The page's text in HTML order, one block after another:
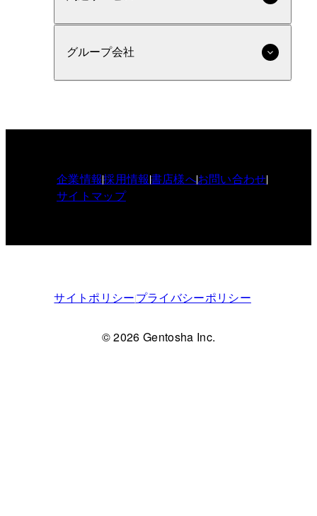
グループ会社
企業情報採用情報書店様へお問い合わせ
サイトマップ
サイトポリシープライバシーポリシー
© 2026 Gentosha Inc.